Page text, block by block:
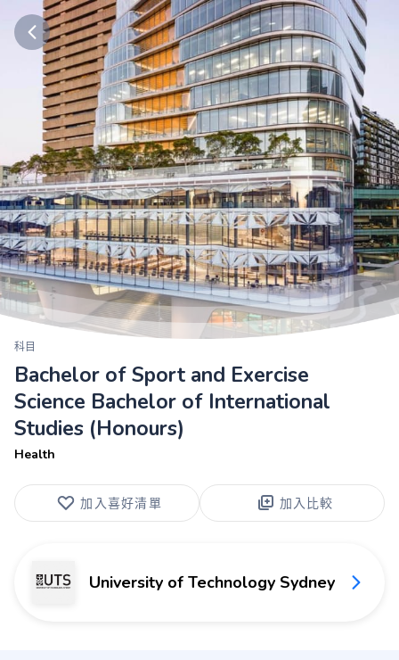
科目
Bachelor of Sport and Exercise
Science Bachelor of International
Studies (Honours)
Health
加入喜好清單 加入比較
University of Technology Sydney